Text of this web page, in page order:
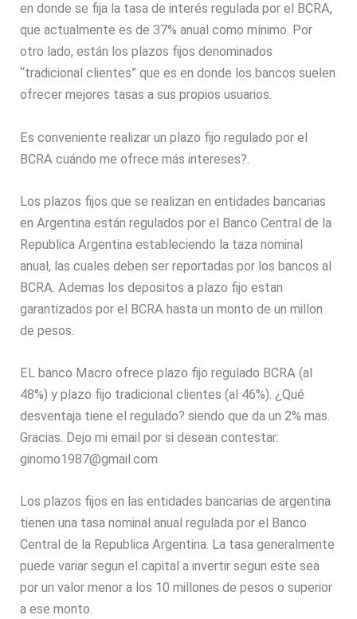
en donde se fija la tasa de interés regulada por el BCRA,
que actualmente es de 37% anual como mínimo. Por
otro lado, están los plazos fijos denominados
“tradicional clientes” que es en donde los bancos suelen
ofrecer mejores tasas a sus propios usuarios.
Es conveniente realizar un plazo fijo regulado por el
BCRA cuándo me ofrece más intereses?.
Los plazos fijos que se realizan en entidades bancarias
en Argentina están regulados por el Banco Central de la
Republica Argentina estableciendo la taza nominal
anual, las cuales deben ser reportadas por los bancos al
BCRA. Ademas los depositos a plazo fijo estan
garantizados por el BCRA hasta un monto de un millon
de pesos.
EL banco Macro ofrece plazo fijo regulado BCRA (al
48%) y plazo fijo tradicional clientes (al 46%). ¿Qué
desventaja tiene el regulado? siendo que da un 2% mas.
Gracias. Dejo mi email por si desean contestar:
ginomo1987@gmail.com
Los plazos fijos en las entidades bancarias de argentina
tienen una tasa nominal anual regulada por el Banco
Central de la Republica Argentina. La tasa generalmente
puede variar segun el capital a invertir segun este sea
por un valor menor a los 10 millones de pesos o superior
a ese monto.